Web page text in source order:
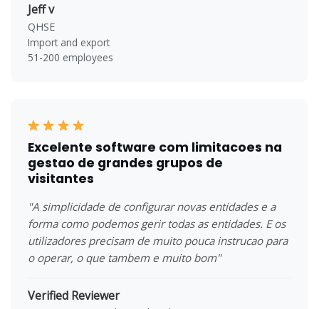
Jeff v
QHSE
Import and export
51-200 employees
Excelente software com limitacoes na
gestao de grandes grupos de
visitantes
"A simplicidade de configurar novas entidades e a
forma como podemos gerir todas as entidades. E os
utilizadores precisam de muito pouca instrucao para
o operar, o que tambem e muito bom"
Verified Reviewer